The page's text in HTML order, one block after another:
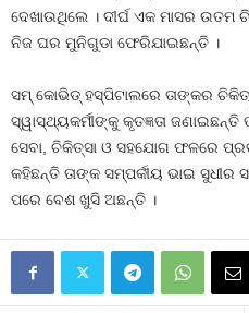
ଦେଖାଉଥିଲେ । ଦୀର୍ଘ ଏକ ମାସର
ନିଜ ଘର ମୁନିଗୁଡା ଫେରିଯାଇଛନ୍ତି ।
ସମ୍ କୋଭିଡ୍ ହସ୍ପିଟାଲରେ ତାଙ୍କର
ସ୍ୱାସ୍ଥ୍ୟକର୍ମୀଙ୍କୁ କୃତଜ୍ଞତା
ସେବା, ଚିକିତ୍ସା ଓ ସହଯୋଗ ଫଳରେ
କହିଛନ୍ତି ତାଙ୍କ ସମ୍ପର୍କୀୟ ଭାଇ
ପରେ ବେଶ ଖୁସି ଅଛନ୍ତି ।